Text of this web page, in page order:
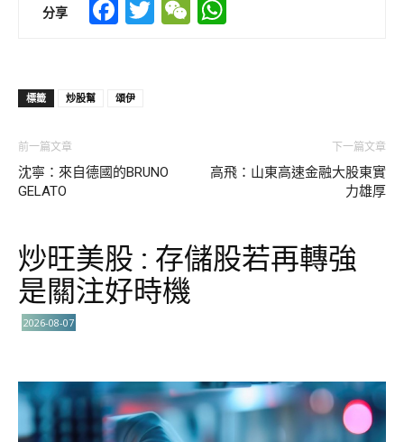
分享 Facebook
TwitterWeChat
標籤 炒股幫 頌伊
前一篇文章
沈寧：來自德國的BRUNO
GELATO
下一篇文章
高飛：山東高速金融大股東實
力雄厚
炒旺美股 : 存儲股若再轉強
是關注好時機
2026-08-07